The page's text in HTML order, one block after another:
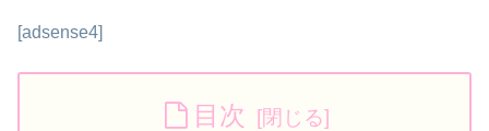
[adsense4]
目次